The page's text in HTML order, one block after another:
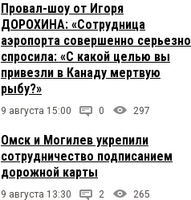
Провал-шоу от Игоря
ДОРОХИНА: «Сотрудница
аэропорта совершенно серьезно
спросила: «С какой целью вы
привезли в Канаду мертвую
рыбу?»
9 августа 15:00 0 297
Омск и Могилев укрепили
сотрудничество подписанием
дорожной карты
9 августа 13:30 2 265